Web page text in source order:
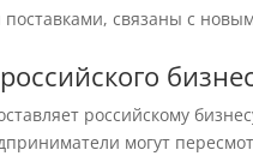
поставками, связаны с
российскому
могут